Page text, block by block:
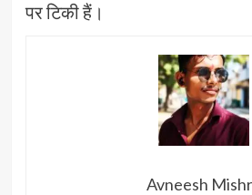
पर टिकी हैं।
Avneesh